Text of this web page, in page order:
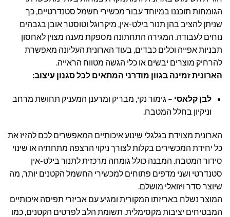
הגומחות תוכננו במיוחד עבור מכשירי חשמל סטנדרטיים, כך
שניתן להציב בהן תנור בילט-אין, מיקרוגל וטוסטר אובן בגבהים
נוחים לעבודה. המגירה התחתונה מספקת מענה מצוין לאחסון
תבניות אפייה וכלים כבדים, בעוד הארונית העליונה מאפשרת
להרחיק מוצרים יבשים או כלי הגשה מטווח הראייה.
הארונית זמינה בגוון מודרני המתאים לכל סגנון עיצוב:
לבן קלאסי – גימור נקי, מבריק ומרענן המעניק תחושת מרחב
וניקיון בחלל המטבח.
הארונית מצוידת בגלגלי שינוע איכותיים המאפשרים לכם להזיז את
כל יחידת המכשירים בקלות לצורך ניקוי הרצפה מתחתיה או שינוי
סידור המטבח. המבנה כולל גומחה מרכזית לתנור בילט-אין
סטנדרטי ושני מדפים פתוחים למכשירי החשמל הקטנים יותר, מה
שיוצר סדר ויזואלי מושלם.
המוצר נשלח באריזתו המקורית ומגיע עם אביזרי תפיסה איכותיים
המבטיחים יציבות מקסימלית. תשומת הלב לפרטים הקטנים, כמו